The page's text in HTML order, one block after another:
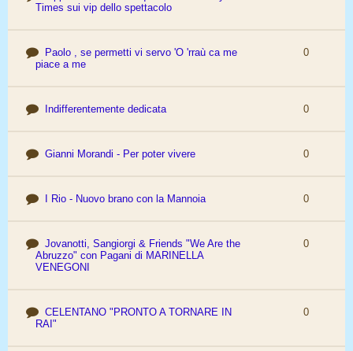
Times sui vip dello spettacolo
Paolo , se permetti vi servo 'O 'rraù ca me
piace a me
0
Indifferentemente dedicata 0
Gianni Morandi - Per poter vivere 0
I Rio - Nuovo brano con la Mannoia 0
Jovanotti, Sangiorgi & Friends "We Are the
Abruzzo" con Pagani di MARINELLA
VENEGONI
0
CELENTANO "PRONTO A TORNARE IN
RAI"
0